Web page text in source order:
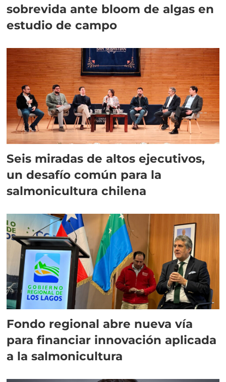
sobrevida ante bloom de algas en
estudio de campo
Seis miradas de altos ejecutivos,
un desafío común para la
salmonicultura chilena
Fondo regional abre nueva vía
para financiar innovación aplicada
a la salmonicultura